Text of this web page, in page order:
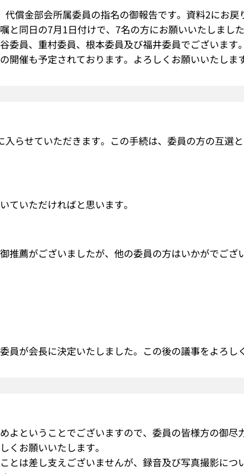
償金部会所属委員の指名の御報告です。資料2にお戻
と同日の7月1日付けで、7名の方にお願いいたしまし
委員、重村委員、根本委員及び福井委員でございます。
開催も予定されております。よろしくお願いいたしま
らせていただきます。この手続は、委員の方の互選
ていただければと思います。
推薦がございましたが、他の委員の方はいかがでござ
員が会長に決定いたしました。この後の議事をよろし
よということでございますので、委員の皆様方の御尽
くお願いいたします。
とは差し支えございませんが、録音及び写真撮影につ